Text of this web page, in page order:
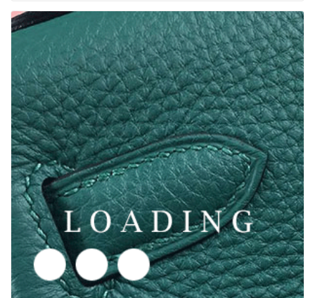
5912639 /kläder från MAX MARA
Prisförfrågan